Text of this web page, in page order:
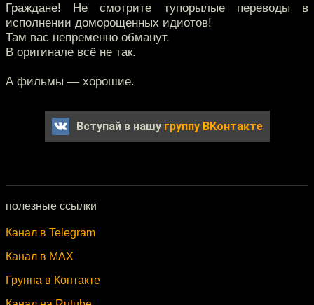
Граждане! Не смотрите тупорылые переводы в
исполнении доморощенных идиотов!
Там вас непременно обманут.
В оригинале всё не так.
А фильмы — хорошие.
Вступай в нашу группу ВКонтакте
полезные ссылки
Канал в Telegram
Канал в MAX
Группа в Контакте